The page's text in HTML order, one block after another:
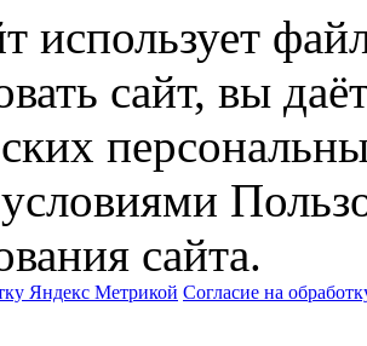
использует
сайт, вы
сайта.
Яндекс Метрикой Согласие на